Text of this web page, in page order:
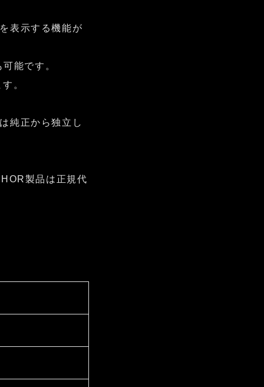
表示する機能が
能です。
。
純正から独立し
製品は正規代